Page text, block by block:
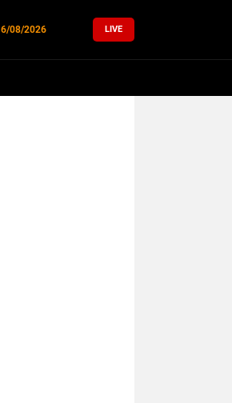
6/08/2026 LIVE